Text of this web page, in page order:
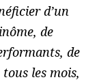
d’un
de
de
les mois,